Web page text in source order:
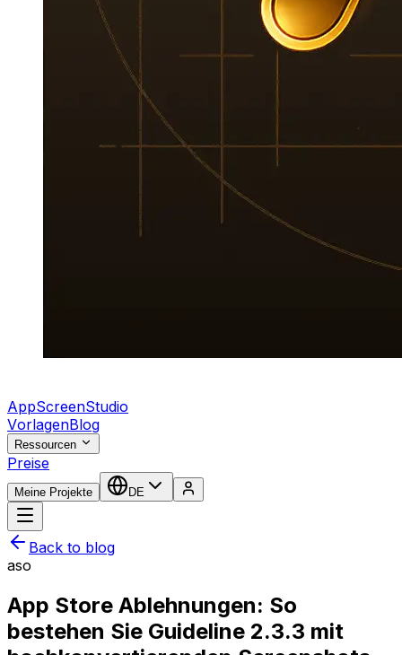
AppScreenStudio
VorlagenBlog
Ressourcen
Preise
Meine Projekte DE
Back to blog
aso
App Store Ablehnungen: So
bestehen Sie Guideline 2.3.3 mit